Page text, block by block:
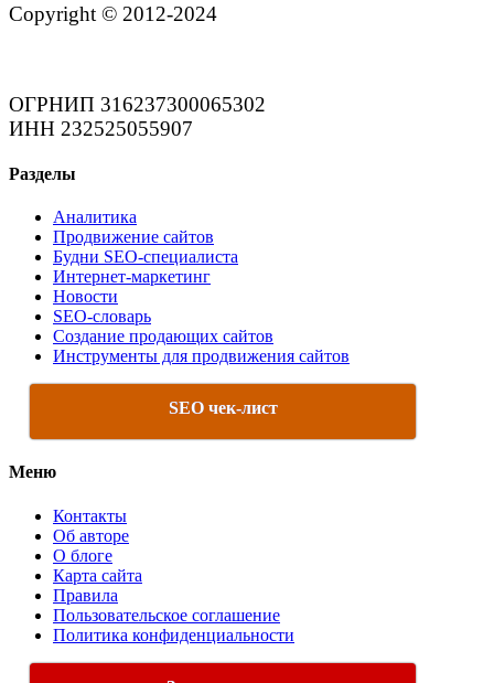
Copyright © 2012-2024
ОГРНИП 316237300065302
ИНН 232525055907
Разделы
Аналитика
Продвижение сайтов
Будни SEO-специалиста
Интернет-маркетинг
Новости
SEO-словарь
Создание продающих сайтов
Инструменты для продвижения сайтов
SEO чек-лист
Меню
Контакты
Об авторе
О блоге
Карта сайта
Правила
Пользовательское соглашение
Политика конфиденциальности